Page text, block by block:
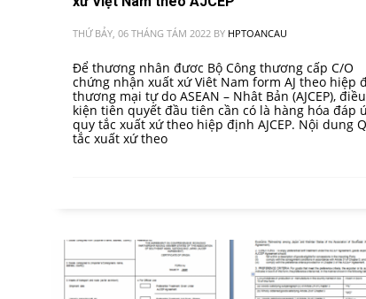
THỨ BẢY, 06 THÁNG TÁM 2022 BY HPTOANCAU
Để thương nhân đươc Bộ Công thương cấp C/O
chứng nhận xuất xứ Viêt Nam form AJ theo hiệp
thương mại tự do ASEAN – Nhât Bản (AJCEP), điều
kiện tiên quyết đầu tiên cần có là hàng hóa đáp
quy tắc xuất xứ theo hiệp định AJCEP. Nội dung
tắc xuất xứ theo